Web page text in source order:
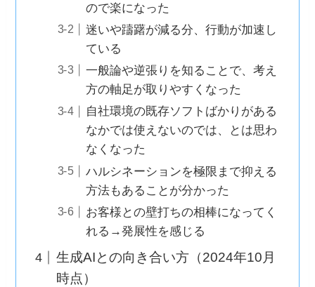
ので楽になった
迷いや躊躇が減る分、行動が加速し
ている
一般論や逆張りを知ることで、考え
方の軸足が取りやすくなった
自社環境の既存ソフトばかりがある
なかでは使えないのでは、とは思わ
なくなった
ハルシネーションを極限まで抑える
方法もあることが分かった
お客様との壁打ちの相棒になってく
れる→発展性を感じる
生成AIとの向き合い方（2024年10月
時点）